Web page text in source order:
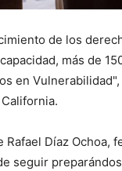
de los
más de
en
Rafael Díaz
seguir